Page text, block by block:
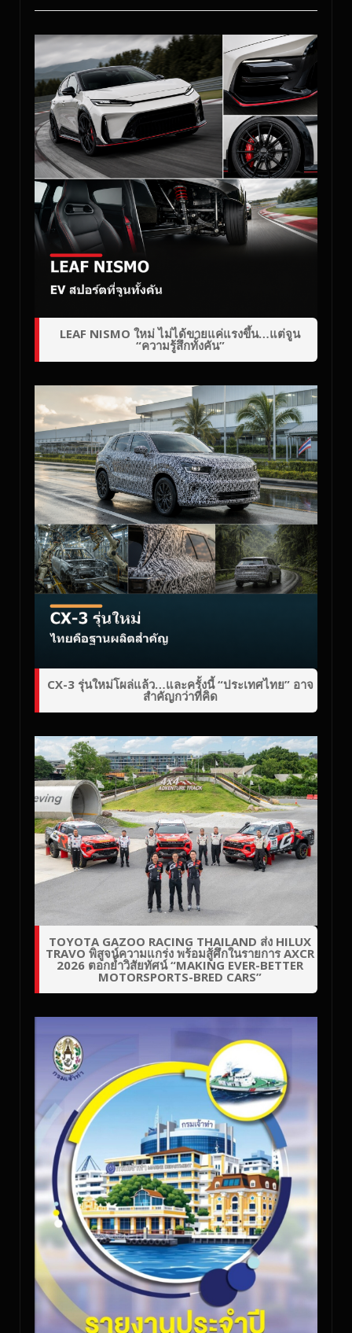
LEAF NISMO ใหม่ ไม่ได้ขายแค่แรงขึ้น…แต่จูน
“ความรู้สึกทั้งคัน”
CX-3 รุ่นใหม่โผล่แล้ว…และครั้งนี้ “ประเทศไทย” อาจ
สำคัญกว่าที่คิด
TOYOTA GAZOO RACING THAILAND ส่ง HILUX
TRAVO พิสูจน์ความแกร่ง พร้อมสู้ศึกในรายการ AXCR
2026 ตอกย้ำวิสัยทัศน์ “MAKING EVER-BETTER
MOTORSPORTS-BRED CARS”